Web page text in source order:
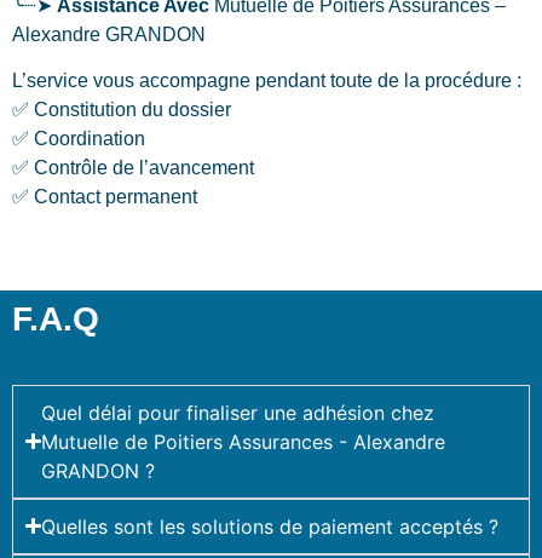
╰┈➤ Assistance Avec Mutuelle de Poitiers Assurances –
Alexandre GRANDON
L’service vous accompagne pendant toute de la procédure :
✅ Constitution du dossier
✅ Coordination
✅ Contrôle de l’avancement
✅ Contact permanent
F.A.Q
Quel délai pour finaliser une adhésion chez
Mutuelle de Poitiers Assurances - Alexandre
GRANDON ?
Quelles sont les solutions de paiement acceptés ?